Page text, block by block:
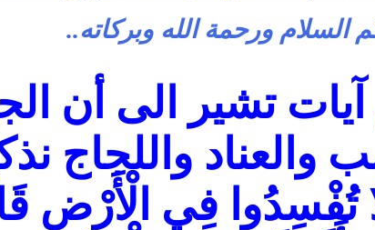
السلام ورحمة الله وبركاته..
تشير الى أن
والعناد واللجاج
تُفْسِدُوا فِي الْأَرْضِ